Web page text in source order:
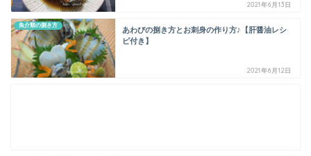
2021年6月13日
魚介類の捌き方
あわびの捌き方とお刺身の作り方♪【肝醤油レシ
ピ付き】
2021年6月12日